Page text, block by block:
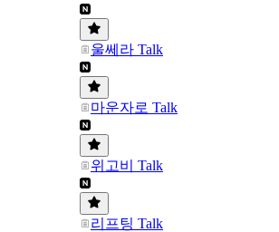
울쎄라 Talk
마운자로 Talk
위고비 Talk
리프팅 Talk